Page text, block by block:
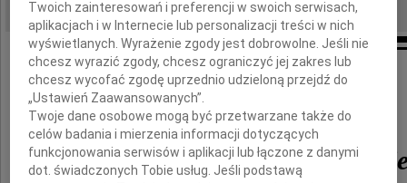
Z głębokim żalem przyjęliśmy wiadomość
o śmierci
dr. Andrzeja
Twoich zainteresowań i preferencji w swoich serwisach,
aplikacjach i w Internecie lub personalizacji treści w nich
wyświetlanych. Wyrażenie zgody jest dobrowolne. Jeśli nie
chcesz wyrazić zgody, chcesz ograniczyć jej zakres lub
chcesz wycofać zgodę uprzednio udzieloną przejdź do
„Ustawień Zaawansowanych”.
Twoje dane osobowe mogą być przetwarzane także do
celów badania i mierzenia informacji dotyczących
funkcjonowania serwisów i aplikacji lub łączone z danymi
dot. świadczonych Tobie usług. Jeśli podstawą